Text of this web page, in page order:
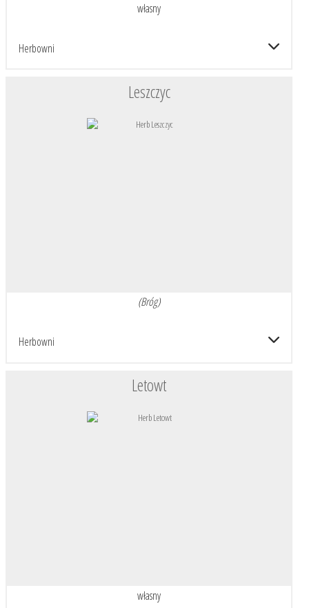
własny
Herbowni
Leszczyc
(Bróg)
Herbowni
Letowt
własny